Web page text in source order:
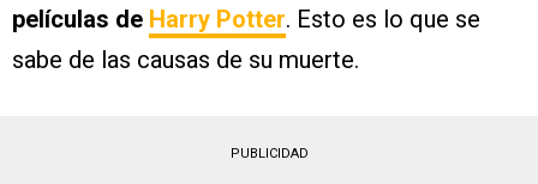
películas de Harry Potter. Esto es lo que se
sabe de las causas de su muerte.
PUBLICIDAD